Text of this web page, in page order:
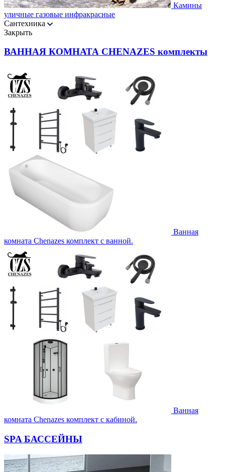
Камины
уличные газовые инфракрасные
Сантехника
Закрыть
ВАННАЯ КОМНАТА CHENAZES комплекты
Ванная
комната Chenazes комплект с ванной.
Ванная
комната Chenazes комплект с кабиной.
SPA БАССЕЙНЫ